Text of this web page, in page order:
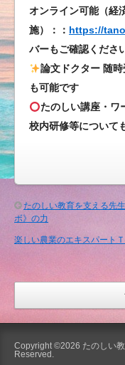
ご
ま
す
オンライン可能（経
施）：： https://
バーもご確認くださ
論文ドクター 随
も可能です
たのしい講座・ワ
校内研修等について
たのしい教育を支える先
ボ》の力
楽しい農業のエキスパート
Copyright ©2026 たのしい
Reserved.